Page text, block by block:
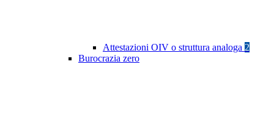
Attestazioni OIV o struttura analoga 2
Burocrazia zero